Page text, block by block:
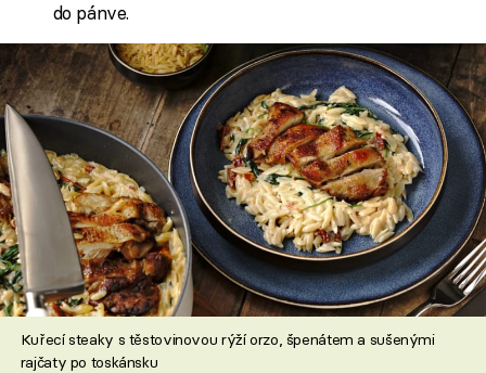
do pánve.
Kuřecí steaky s těstovinovou rýží orzo, špenátem a sušenými
rajčaty po toskánsku